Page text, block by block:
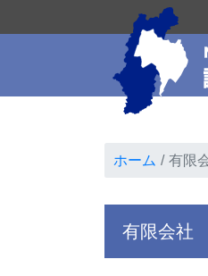
ホーム 有限
有限会社